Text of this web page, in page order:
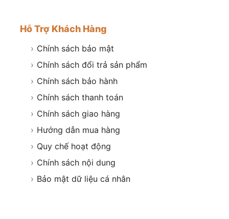
Hỗ Trợ Khách Hàng
› Chính sách bảo mật
› Chính sách đổi trả sản phẩm
› Chính sách bảo hành
› Chính sách thanh toán
› Chính sách giao hàng
› Hướng dẫn mua hàng
› Quy chế hoạt động
› Chính sách nội dung
› Bảo mật dữ liệu cá nhân